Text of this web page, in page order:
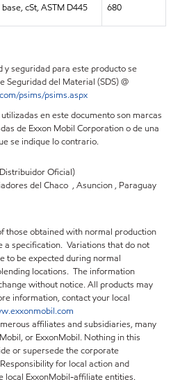
cSt, ASTM D445 680
y seguridad para este producto se
Seguridad del Material (SDS) @
psims/psims.aspx
en este documento son marcas
de Exxon Mobil Corporation o de una
se indique lo contrario.
Oficial)
del Chaco , Asuncion , Paraguay
those obtained with normal production
a specification. Variations that do not
to be expected during normal
locations. The information
without notice. All products may
information, contact your local
affiliates and subsidiaries, many
or ExxonMobil. Nothing in this
or supersede the corporate
for local action and
local ExxonMobil-affiliate entities.